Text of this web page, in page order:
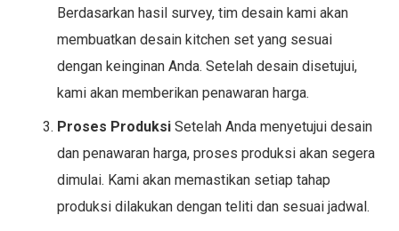
Berdasarkan hasil survey, tim desain kami akan
membuatkan desain kitchen set yang sesuai
dengan keinginan Anda. Setelah desain disetujui,
kami akan memberikan penawaran harga.
Proses Produksi Setelah Anda menyetujui desain
dan penawaran harga, proses produksi akan segera
dimulai. Kami akan memastikan setiap tahap
produksi dilakukan dengan teliti dan sesuai jadwal.